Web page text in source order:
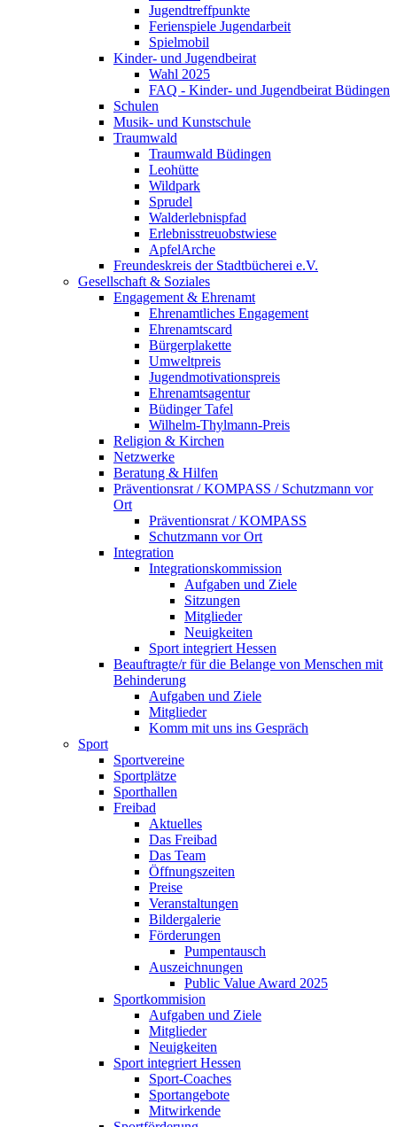
Jugendtreffpunkte
Ferienspiele Jugendarbeit
Spielmobil
Kinder- und Jugendbeirat
Wahl 2025
FAQ - Kinder- und Jugendbeirat Büdingen
Schulen
Musik- und Kunstschule
Traumwald
Traumwald Büdingen
Leohütte
Wildpark
Sprudel
Walderlebnispfad
Erlebnisstreuobstwiese
ApfelArche
Freundeskreis der Stadtbücherei e.V.
Gesellschaft & Soziales
Engagement & Ehrenamt
Ehrenamtliches Engagement
Ehrenamtscard
Bürgerplakette
Umweltpreis
Jugendmotivationspreis
Ehrenamtsagentur
Büdinger Tafel
Wilhelm-Thylmann-Preis
Religion & Kirchen
Netzwerke
Beratung & Hilfen
Präventionsrat / KOMPASS / Schutzmann vor
Ort
Präventionsrat / KOMPASS
Schutzmann vor Ort
Integration
Integrationskommission
Aufgaben und Ziele
Sitzungen
Mitglieder
Neuigkeiten
Sport integriert Hessen
Beauftragte/r für die Belange von Menschen mit
Behinderung
Aufgaben und Ziele
Mitglieder
Komm mit uns ins Gespräch
Sport
Sportvereine
Sportplätze
Sporthallen
Freibad
Aktuelles
Das Freibad
Das Team
Öffnungszeiten
Preise
Veranstaltungen
Bildergalerie
Förderungen
Pumpentausch
Auszeichnungen
Public Value Award 2025
Sportkommision
Aufgaben und Ziele
Mitglieder
Neuigkeiten
Sport integriert Hessen
Sport-Coaches
Sportangebote
Mitwirkende